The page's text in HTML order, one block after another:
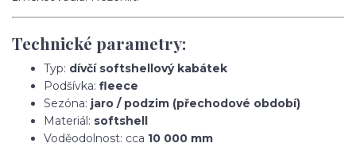
Technické parametry:
Typ: dívčí softshellový kabátek
Podšívka: fleece
Sezóna: jaro / podzim (přechodové období)
Materiál: softshell
Voděodolnost: cca 10 000 mm